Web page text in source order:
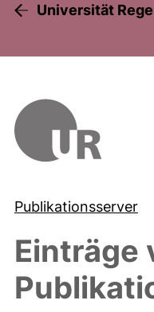
Universität
Publikationsserver
Einträge